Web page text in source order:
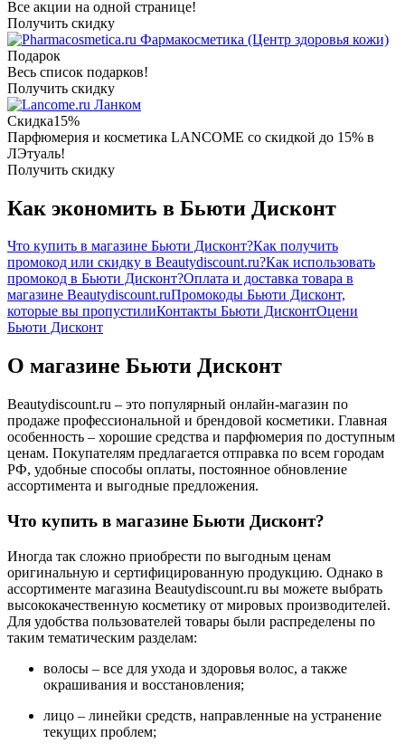
Все акции на одной странице!
Получить скидку
Фармакосметика (Центр здоровья кожи)
Подарок
Весь список подарков!
Получить скидку
Ланком
Скидка15%
Парфюмерия и косметика LANCOME со скидкой до 15% в
ЛЭтуаль!
Получить скидку
Как экономить в Бьюти Дисконт
Что купить в магазине Бьюти Дисконт?Как получить
промокод или скидку в Beautydiscount.ru?Как использовать
промокод в Бьюти Дисконт?Оплата и доставка товара в
магазине Beautydiscount.ruПромокоды Бьюти Дисконт,
которые вы пропустилиКонтакты Бьюти ДисконтОцени
Бьюти Дисконт
О магазине Бьюти Дисконт
Beautydiscount.ru – это популярный онлайн-магазин по
продаже профессиональной и брендовой косметики. Главная
особенность – хорошие средства и парфюмерия по доступным
ценам. Покупателям предлагается отправка по всем городам
РФ, удобные способы оплаты, постоянное обновление
ассортимента и выгодные предложения.
Что купить в магазине Бьюти Дисконт?
Иногда так сложно приобрести по выгодным ценам
оригинальную и сертифицированную продукцию. Однако в
ассортименте магазина Beautydiscount.ru вы можете выбрать
высококачественную косметику от мировых производителей.
Для удобства пользователей товары были распределены по
таким тематическим разделам:
волосы – все для ухода и здоровья волос, а также
окрашивания и восстановления;
лицо – линейки средств, направленные на устранение
текущих проблем;